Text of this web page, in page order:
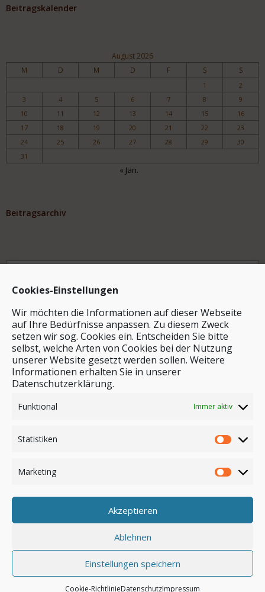
Cookies-Einstellungen
Wir möchten die Informationen auf dieser Webseite
auf Ihre Bedürfnisse anpassen. Zu diesem Zweck
setzen wir sog. Cookies ein. Entscheiden Sie bitte
selbst, welche Arten von Cookies bei der Nutzung
unserer Website gesetzt werden sollen. Weitere
Informationen erhalten Sie in unserer
Datenschutzerklärung.
Funktional Immer aktiv
Statistiken
Marketing
Akzeptieren
Ablehnen
Einstellungen speichern
Cookie-RichtlinieDatenschutzImpressum
Beitragskalender
August 2026
M D M D F S S
1
2
3
4 5 6 7 8
9
10
11 12 13 14 15
16
17
18 19 20 21 22
23
24
25 26 27 28 29
30
31
« Jan.
Beitragsarchiv
Archiv
Stichwortsuche
Anmelden
© by safar-reiseblog.de